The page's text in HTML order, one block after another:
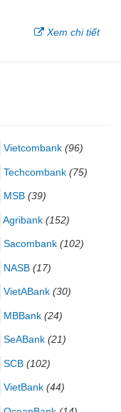
Xem chi tiết
Vietcombank (96)
Techcombank (75)
MSB (39)
Agribank (152)
Sacombank (102)
NASB (17)
VietABank (30)
MBBank (24)
SeABank (21)
SCB (102)
VietBank (44)